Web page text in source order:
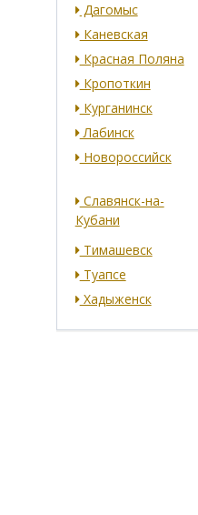
Дагомыс
Каневская
Красная Поляна
Кропоткин
Курганинск
Лабинск
Новороссийск
Славянск-на-
Кубани
Тимашевск
Туапсе
Хадыженск